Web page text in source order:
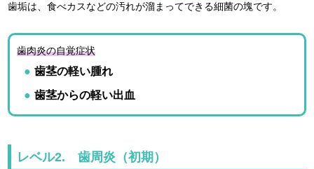
歯垢は、食べカスなどの汚れが溜まってできる細菌の塊です。
歯肉炎の自覚症状
歯茎の軽い腫れ
歯茎からの軽い出血
レベル2. 歯周炎（初期）